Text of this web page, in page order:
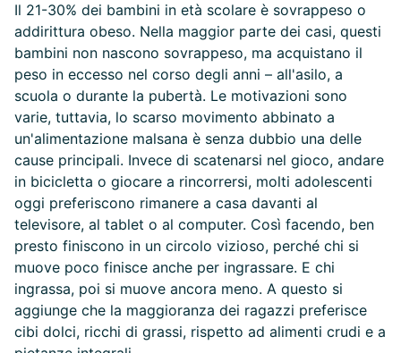
Il 21-30% dei bambini in età scolare è sovrappeso o
addirittura obeso. Nella maggior parte dei casi, questi
bambini non nascono sovrappeso, ma acquistano il
peso in eccesso nel corso degli anni – all'asilo, a
scuola o durante la pubertà. Le motivazioni sono
varie, tuttavia, lo scarso movimento abbinato a
un'alimentazione malsana è senza dubbio una delle
cause principali. Invece di scatenarsi nel gioco, andare
in bicicletta o giocare a rincorrersi, molti adolescenti
oggi preferiscono rimanere a casa davanti al
televisore, al tablet o al computer. Così facendo, ben
presto finiscono in un circolo vizioso, perché chi si
muove poco finisce anche per ingrassare. E chi
ingrassa, poi si muove ancora meno. A questo si
aggiunge che la maggioranza dei ragazzi preferisce
cibi dolci, ricchi di grassi, rispetto ad alimenti crudi e a